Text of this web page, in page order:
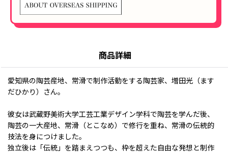
商品詳細
愛知県の陶芸産地、常滑で制作活動をする陶芸家、増田光（ます
だひかり）さん。
彼女は武蔵野美術大学工芸工業デザイン学科で陶芸を学んだ後、
陶芸の一大産地、常滑（とこなめ）で修行を重ね、常滑の伝統的
技法を身につけました。
独立後は「伝統」を踏まえつつも、枠を超えた自由な発想と制作